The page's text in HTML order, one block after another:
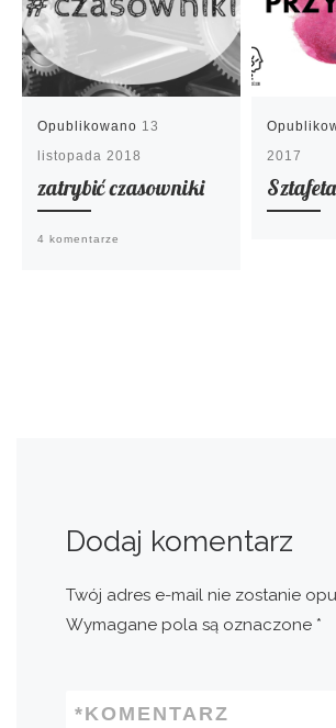
Opublikowano 13
listopada 2018
zatrybić czasowniki
4 komentarze
2017
Dodaj komentarz
Twój adres e-mail nie zostanie
Wymagane pola są oznaczone *
KOMENTARZ
*